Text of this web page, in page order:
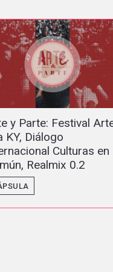
y Parte: Festival
Ciudad del Folclor,
y Pedagogías
las artes memoria